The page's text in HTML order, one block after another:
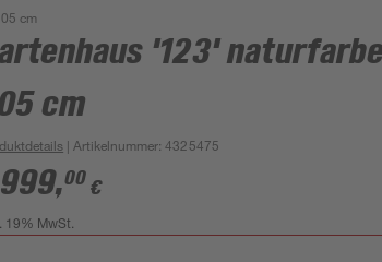
cm
'123'
cm
| Artikelnummer:4325475
,00 €
19% MwSt.